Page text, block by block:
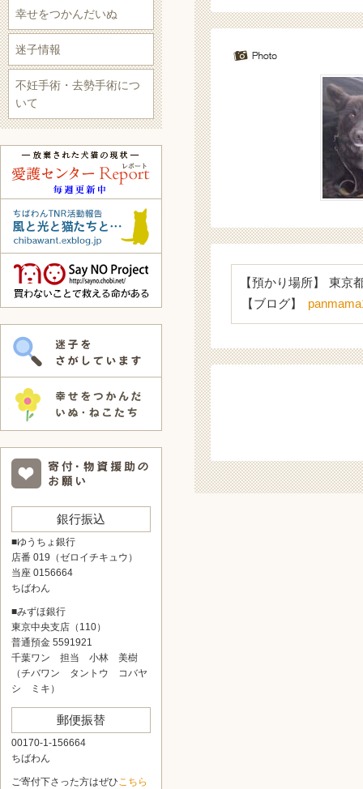
【預かり場所】
東京
【ブログ】
幸せをつかんだいぬ
迷子情報
不妊手術・去勢手術につ
いて
銀行振込
■ゆうちょ銀行
店番 019（ゼロイチキュウ）
当座 0156664
ちばわん
■みずほ銀行
東京中央支店（110）
普通預金 5591921
千葉ワン 担当 小林 美樹
（チバワン タントウ コバヤ
シ ミキ）
郵便振替
00170-1-156664
ちばわん
ご寄付下さった方はぜひこちら